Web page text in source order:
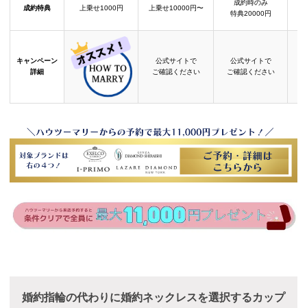
成約特典 上乗せ1000円 上乗せ10000円〜
成約時のみ
特典20000円
キャンペーン
詳細
公式サイトで
ご確認ください
公式サイトで
ご確認ください
婚約指輪の代わりに婚約ネックレスを選択するカップ